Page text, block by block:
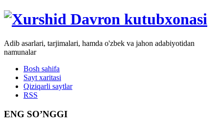
Adib asarlari, tarjimalari, hamda o'zbek va jahon adabiyotidan
namunalar
Bosh sahifa
Sayt xaritasi
Qiziqarli saytlar
RSS
ENG SO’NGGI